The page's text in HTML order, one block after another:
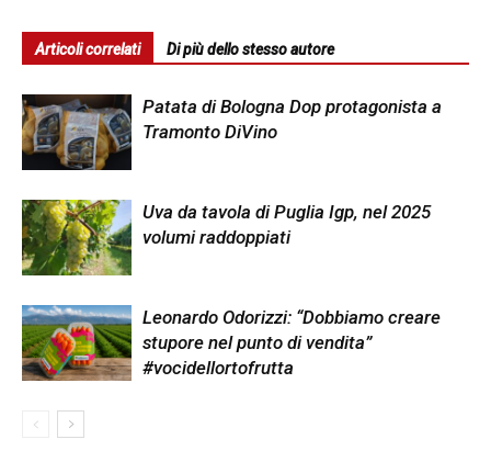
Articoli correlati Di più dello stesso autore
Patata di Bologna Dop protagonista a
Tramonto DiVino
Uva da tavola di Puglia Igp, nel 2025
volumi raddoppiati
Leonardo Odorizzi: “Dobbiamo creare
stupore nel punto di vendita”
#vocidellortofrutta